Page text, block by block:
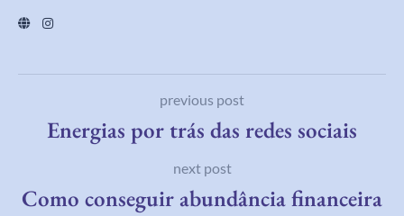
previous post
Energias por trás das redes sociais
next post
Como conseguir abundância financeira